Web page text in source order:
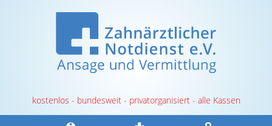
kostenlos - bundesweit - privatorganisiert - alle Kassen